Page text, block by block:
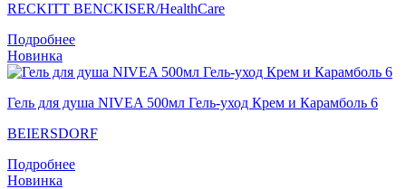
RECKITT BENCKISER/НealthСare
Подробнее
Новинка
Гель для душа NIVEA 500мл Гель-уход Крем и Карамболь 6
BEIERSDORF
Подробнее
Новинка